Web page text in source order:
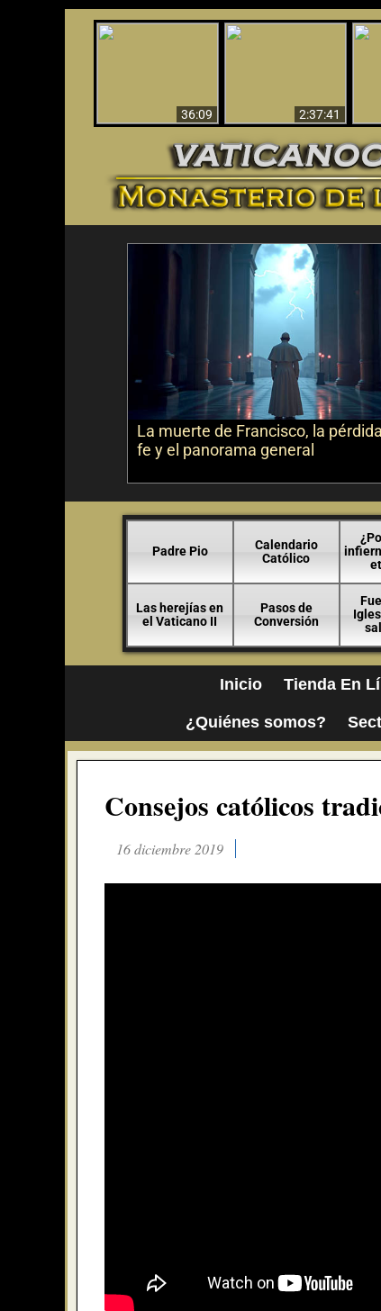
36:09
2:37:41
La muerte de Francisco, la
fe y el panorama general
Padre Pio
Calendario
Católico
Las herejías en
el Vaticano II
Pasos de
Conversión
Inicio Tienda En
¿Quiénes somos?
Consejos católicos
16 diciembre 2019